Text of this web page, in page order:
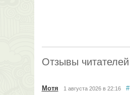
Отзывы читателей
Мотя 1 августа 2026 в 22:16 #